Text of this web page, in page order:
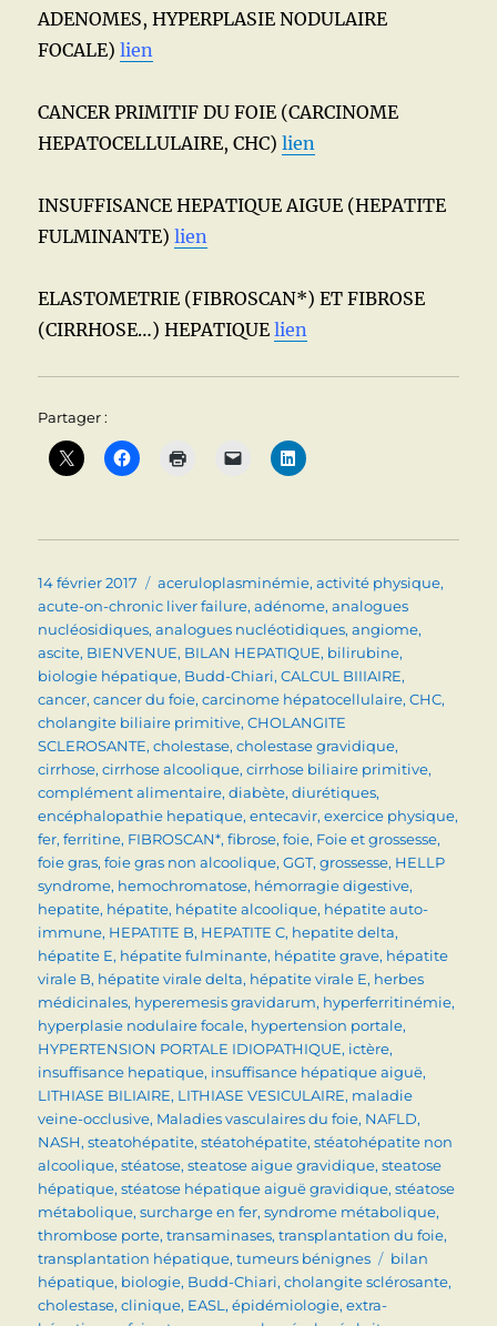
ADENOMES, HYPERPLASIE NODULAIRE
FOCALE)lien
CANCER PRIMITIF DU FOIE (CARCINOME
HEPATOCELLULAIRE, CHC)lien
INSUFFISANCE HEPATIQUE AIGUE (HEPATITE
FULMINANTE)lien
ELASTOMETRIE (FIBROSCAN*) ET FIBROSE
(CIRRHOSE…) HEPATIQUElien
Partager :
Publié
le
14 février 2017 Catégories
aceruloplasminémie,activité physique,
acute-on-chronic liver failure,adénome,analogues
nucléosidiques,analogues nucléotidiques,angiome,
ascite, BIENVENUE, BILAN HEPATIQUE, bilirubine,
biologie hépatique, Budd-Chiari,CALCUL BIIIAIRE,
cancer,cancer du foie,carcinome hépatocellulaire,CHC,
cholangite biliaire primitive,CHOLANGITE
SCLEROSANTE,cholestase,cholestase gravidique,
cirrhose,cirrhose alcoolique,cirrhose biliaire primitive,
complément alimentaire,diabète,diurétiques,
encéphalopathie hepatique,entecavir,exercice physique,
fer,ferritine, FIBROSCAN*,fibrose,foie, Foie et grossesse,
foie gras,foie gras non alcoolique,GGT,grossesse, HELLP
syndrome, hemochromatose, hémorragie digestive,
hepatite, hépatite, hépatite alcoolique, hépatite auto-
immune, HEPATITE B, HEPATITE C, hepatite delta,
hépatite E, hépatite fulminante, hépatite grave, hépatite
virale B, hépatite virale delta, hépatite virale E, herbes
médicinales, hyperemesis gravidarum, hyperferritinémie,
hyperplasie nodulaire focale, hypertension portale,
HYPERTENSION PORTALE IDIOPATHIQUE, ictère,
insuffisance hepatique, insuffisance hépatique aiguë,
LITHIASE BILIAIRE, LITHIASE VESICULAIRE, maladie
veine-occlusive, Maladies vasculaires du foie, NAFLD,
NASH,steatohépatite,stéatohépatite,stéatohépatite non
alcoolique,stéatose,steatose aigue gravidique,steatose
hépatique,stéatose hépatique aiguë gravidique,stéatose
métabolique,surcharge en fer,syndrome métabolique,
thrombose porte,transaminases,transplantation du foie,
transplantation hépatique,tumeurs bénignes Étiquettes
bilan
hépatique, biologie, Budd-Chiari,cholangite sclérosante,
cholestase,clinique, EASL ,épidémiologie,extra-